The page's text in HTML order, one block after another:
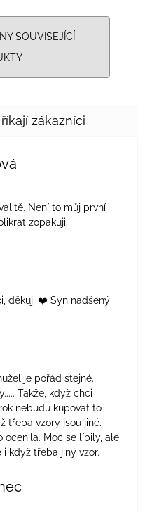
SOUVISEJÍCÍ
je 5 z 5 hvězdiček.
Není to můj první
zopakuji.
je 5 z 5 hvězdiček.
děkuji ❤️ Syn nadšený
je 4 z 5 hvězdiček.
je pořád stejné.,
Takže, když chci
nebudu kupovat to
třeba vzory jsou jiné.
ocenila. Moc se líbily, ale
když třeba jiný vzor.
je 5 z 5 hvězdiček.